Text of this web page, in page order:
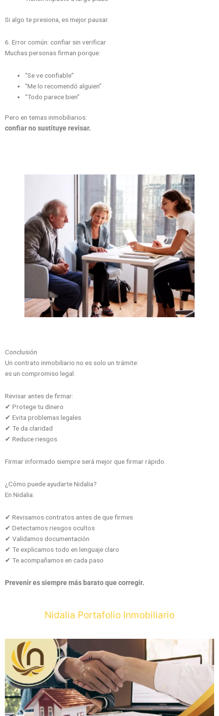
Si algo te presiona, es mejor pausar.
6. Error común: confiar sin verificar
Muchas personas firman porque:
“Se ve confiable”
“Me lo recomendó alguien”
“Todo parece bien”
Pero en temas inmobiliarios:
confiar no sustituye revisar.
Conclusión
Un contrato inmobiliario no es solo un trámite:
es un compromiso legal.
Revisar antes de firmar:
✔ Protege tu dinero
✔ Evita problemas legales
✔ Te da claridad
✔ Reduce riesgos
Firmar informado siempre será mejor que firmar rápido.
¿Cómo puede ayudarte Nidalia?
En Nidalia:
✔ Revisamos contratos antes de que firmes
✔ Detectamos riesgos ocultos
✔ Validamos documentación
✔ Te explicamos todo en lenguaje claro
✔ Te acompañamos en cada paso
Prevenir es siempre más barato que corregir.
Nidalia Portafolio Inmobiliario